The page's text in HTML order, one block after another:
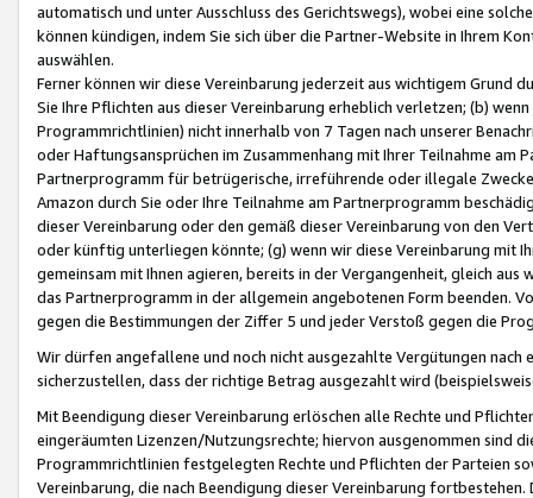
automatisch und unter Ausschluss des Gerichtswegs), wobei eine
können kündigen, indem Sie sich über die Partner-Website in Ihrem
auswählen.
Ferner können wir diese Vereinbarung jederzeit aus wichtigem Grund
Sie Ihre Pflichten aus dieser Vereinbarung erheblich verletzen; (b)
Programmrichtlinien) nicht innerhalb von 7 Tagen nach unserer
oder Haftungsansprüchen im Zusammenhang mit Ihrer Teilnahme am
Partnerprogramm für betrügerische, irreführende oder illegale
Amazon durch Sie oder Ihre Teilnahme am Partnerprogramm
dieser Vereinbarung oder den gemäß dieser Vereinbarung von den
oder künftig unterliegen könnte; (g) wenn wir diese Vereinbarung mit
gemeinsam mit Ihnen agieren, bereits in der Vergangenheit, gleich
das Partnerprogramm in der allgemein angebotenen Form beenden.
gegen die Bestimmungen der Ziffer 5 und jeder Verstoß gegen die
Wir dürfen angefallene und noch nicht ausgezahlte Vergütungen
sicherzustellen, dass der richtige Betrag ausgezahlt wird
Mit Beendigung dieser Vereinbarung erlöschen alle Rechte und
eingeräumten Lizenzen/Nutzungsrechte; hiervon ausgenommen sind
Programmrichtlinien festgelegten Rechte und Pflichten der Parteien
Vereinbarung, die nach Beendigung dieser Vereinbarung